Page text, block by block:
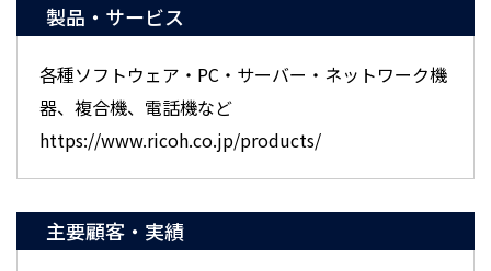
製品・サービス
各種ソフトウェア・PC・サーバー・ネットワーク機
器、複合機、電話機など
https://www.ricoh.co.jp/products/
主要顧客・実績